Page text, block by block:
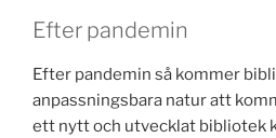
Efter pandemin
Efter pandemin så kommer
anpassningsbara natur att
ett nytt och utvecklat bibliotek